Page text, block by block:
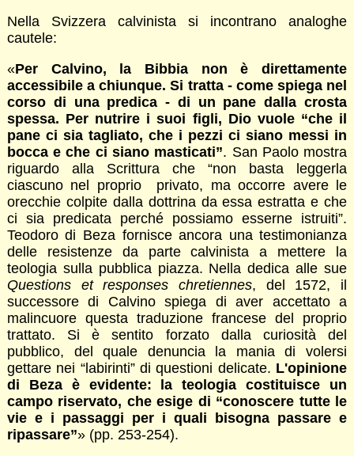
Nella Svizzera calvinista si incontrano analoghe
cautele:
«Per Calvino, la Bibbia non è direttamente
accessibile a chiunque. Si tratta - come spiega nel
corso di una predica - di un pane dalla crosta
spessa. Per nutrire i suoi figli, Dio vuole “che il
pane ci sia tagliato, che i pezzi ci siano messi in
bocca e che ci siano masticati”. San Paolo mostra
riguardo alla Scrittura che “non basta leggerla
ciascuno nel proprio privato, ma occorre avere le
orecchie colpite dalla dottrina da essa estratta e che
ci sia predicata perché possiamo esserne istruiti”.
Teodoro di Beza fornisce ancora una testimonianza
delle resistenze da parte calvinista a mettere la
teologia sulla pubblica piazza. Nella dedica alle sue
Questions et responses chretiennes, del 1572, il
successore di Calvino spiega di aver accettato a
malincuore questa traduzione francese del proprio
trattato. Si è sentito forzato dalla curiosità del
pubblico, del quale denuncia la mania di volersi
gettare nei “labirinti” di questioni delicate. L'opinione
di Beza è evidente: la teologia costituisce un
campo riservato, che esige di “conoscere tutte le
vie e i passaggi per i quali bisogna passare e
ripassare”» (pp. 253-254).